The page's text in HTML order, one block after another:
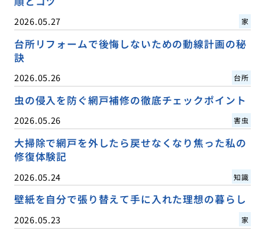
2026.05.27 家
台所リフォームで後悔しないための動線計画の秘
訣
2026.05.26 台所
虫の侵入を防ぐ網戸補修の徹底チェックポイント
2026.05.26 害虫
大掃除で網戸を外したら戻せなくなり焦った私の
修復体験記
2026.05.24 知識
壁紙を自分で張り替えて手に入れた理想の暮らし
2026.05.23 家